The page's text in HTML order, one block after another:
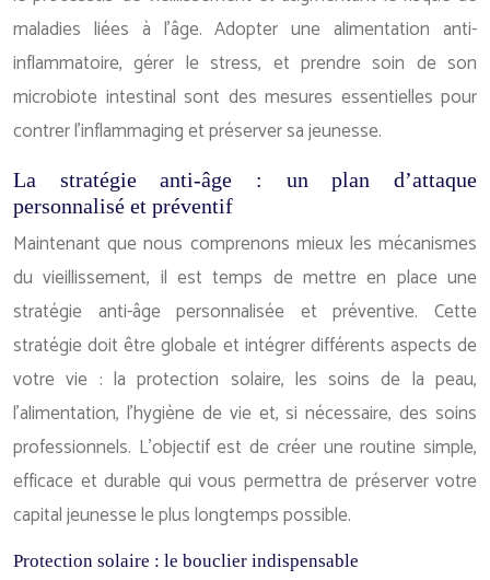
maladies liées à l’âge. Adopter une alimentation anti-
inflammatoire, gérer le stress, et prendre soin de son
microbiote intestinal sont des mesures essentielles pour
contrer l’inflammaging et préserver sa jeunesse.
La stratégie anti-âge : un plan d’attaque
personnalisé et préventif
Maintenant que nous comprenons mieux les mécanismes
du vieillissement, il est temps de mettre en place une
stratégie anti-âge personnalisée et préventive. Cette
stratégie doit être globale et intégrer différents aspects de
votre vie : la protection solaire, les soins de la peau,
l’alimentation, l’hygiène de vie et, si nécessaire, des soins
professionnels. L’objectif est de créer une routine simple,
efficace et durable qui vous permettra de préserver votre
capital jeunesse le plus longtemps possible.
Protection solaire : le bouclier indispensable